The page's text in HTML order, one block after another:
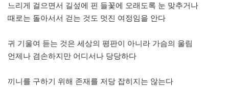
느리게 걸으면서 길섶에 핀 들꽃에 오래도록 눈 맞추거나
때로는 돌아서서 걷는 것도 멋진 여정임을 안다
귀 기울여 듣는 것은 세상의 평판이 아니라 가슴의 울림
언제나 겸손하지만 어디서나 당당하다
끼니를 구하기 위해 존재를 저당 잡히지는 않는다